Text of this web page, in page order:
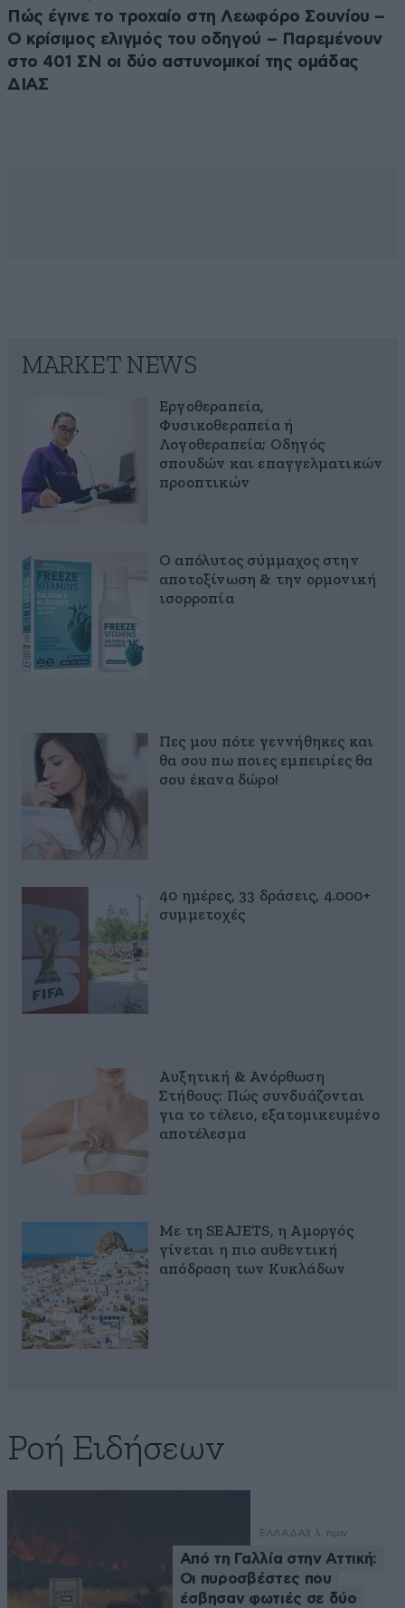
Πώς έγινε το τροχαίο στη Λεωφόρο Σουνίου –
Ο κρίσιμος ελιγμός του οδηγού – Παρεμένουν
στο 401 ΣΝ οι δύο αστυνομικοί της ομάδας
ΔΙΑΣ
MARKET NEWS
Εργοθεραπεία,
Φυσικοθεραπεία ή
Λογοθεραπεία; Οδηγός
σπουδών και επαγγελματικών
προοπτικών
Ο απόλυτος σύμμαχος στην
αποτοξίνωση & την ορμονική
ισορροπία
Πες μου πότε γεννήθηκες και
θα σου πω ποιες εμπειρίες θα
σου έκανα δώρο!
40 ημέρες, 33 δράσεις, 4.000+
συμμετοχές
Αυξητική & Ανόρθωση
Στήθους: Πώς συνδυάζονται
για το τέλειο, εξατομικευμένο
αποτέλεσμα
Με τη SEAJETS, η Αμοργός
γίνεται η πιο αυθεντική
απόδραση των Κυκλάδων
Ροή Ειδήσεων
ΕΛΛΑΔΑ3 λ. πριν
Από τη Γαλλία στην Αττική:
Οι πυροσβέστες που
έσβησαν φωτιές σε δύο